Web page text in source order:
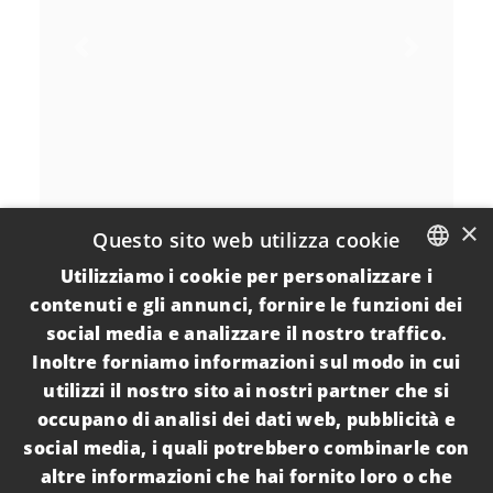
V
i
l
l
ENGLISH
×
Questo sito web utilizza cookie
Utilizziamo i cookie per personalizzare i
contenuti e gli annunci, fornire le funzioni dei
social media e analizzare il nostro traffico.
Inoltre forniamo informazioni sul modo in cui
utilizzi il nostro sito ai nostri partner che si
occupano di analisi dei dati web, pubblicità e
social media, i quali potrebbero combinarle con
altre informazioni che hai fornito loro o che